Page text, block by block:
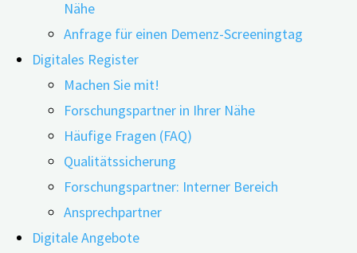
Nähe
Anfrage für einen Demenz-Screeningtag
Digitales Register
Machen Sie mit!
Forschungspartner in Ihrer Nähe
Häufige Fragen (FAQ)
Qualitätssicherung
Forschungspartner: Interner Bereich
Ansprechpartner
Digitale Angebote
26.03.2025
Digitale Technologien eröffnen neue Möglichkeiten in
der therapeutischen Arbeit mit älteren Menschen –
insbesondere in der Erinnerungsarbeit. Im Rahmen
lebensgeschichtlich orientierter Gespräche sollen mit